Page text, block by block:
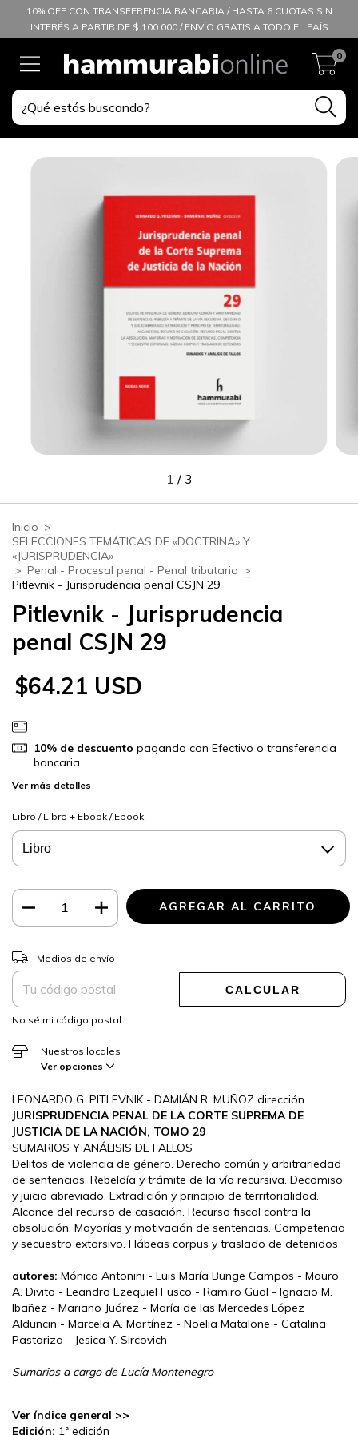
10% OFF CON TRANSFERENCIA BANCARIA / HASTA 6 CUOTAS SIN
INTERÉS A PARTIR DE $ 100.000 / ENVÍO GRATIS A TODO EL PAÍS
0
1 / 3
Inicio >
SELECCIONES TEMÁTICAS DE «DOCTRINA» Y
«JURISPRUDENCIA»
> Penal - Procesal penal - Penal tributario >
Pitlevnik - Jurisprudencia penal CSJN 29
Pitlevnik - Jurisprudencia
penal CSJN 29
$64.21 USD
10% de descuento pagando con Efectivo o transferencia
bancaria
Ver más detalles
Libro / Libro + Ebook / Ebook
Entregas para el CP:
Medios de envío
CALCULAR
No sé mi código postal
Nuestros locales
Ver opciones
LEONARDO G. PITLEVNIK - DAMIÁN R. MUÑOZ dirección
JURISPRUDENCIA PENAL DE LA CORTE SUPREMA DE
JUSTICIA DE LA NACIÓN, TOMO 29
SUMARIOS Y ANÁLISIS DE FALLOS
Delitos de violencia de género. Derecho común y arbitrariedad
de sentencias. Rebeldía y trámite de la vía recursiva. Decomiso
y juicio abreviado. Extradición y principio de territorialidad.
Alcance del recurso de casación. Recurso fiscal contra la
absolución. Mayorías y motivación de sentencias. Competencia
y secuestro extorsivo. Hábeas corpus y traslado de detenidos
autores: Mónica Antonini - Luis María Bunge Campos - Mauro
A. Divito - Leandro Ezequiel Fusco - Ramiro Gual - Ignacio M.
Ibañez - Mariano Juárez - María de las Mercedes López
Alduncin - Marcela A. Martínez - Noelia Matalone - Catalina
Pastoriza - Jesica Y. Sircovich
Sumarios a cargo de Lucía Montenegro
Ver índice general >>
Edición: 1ª edición